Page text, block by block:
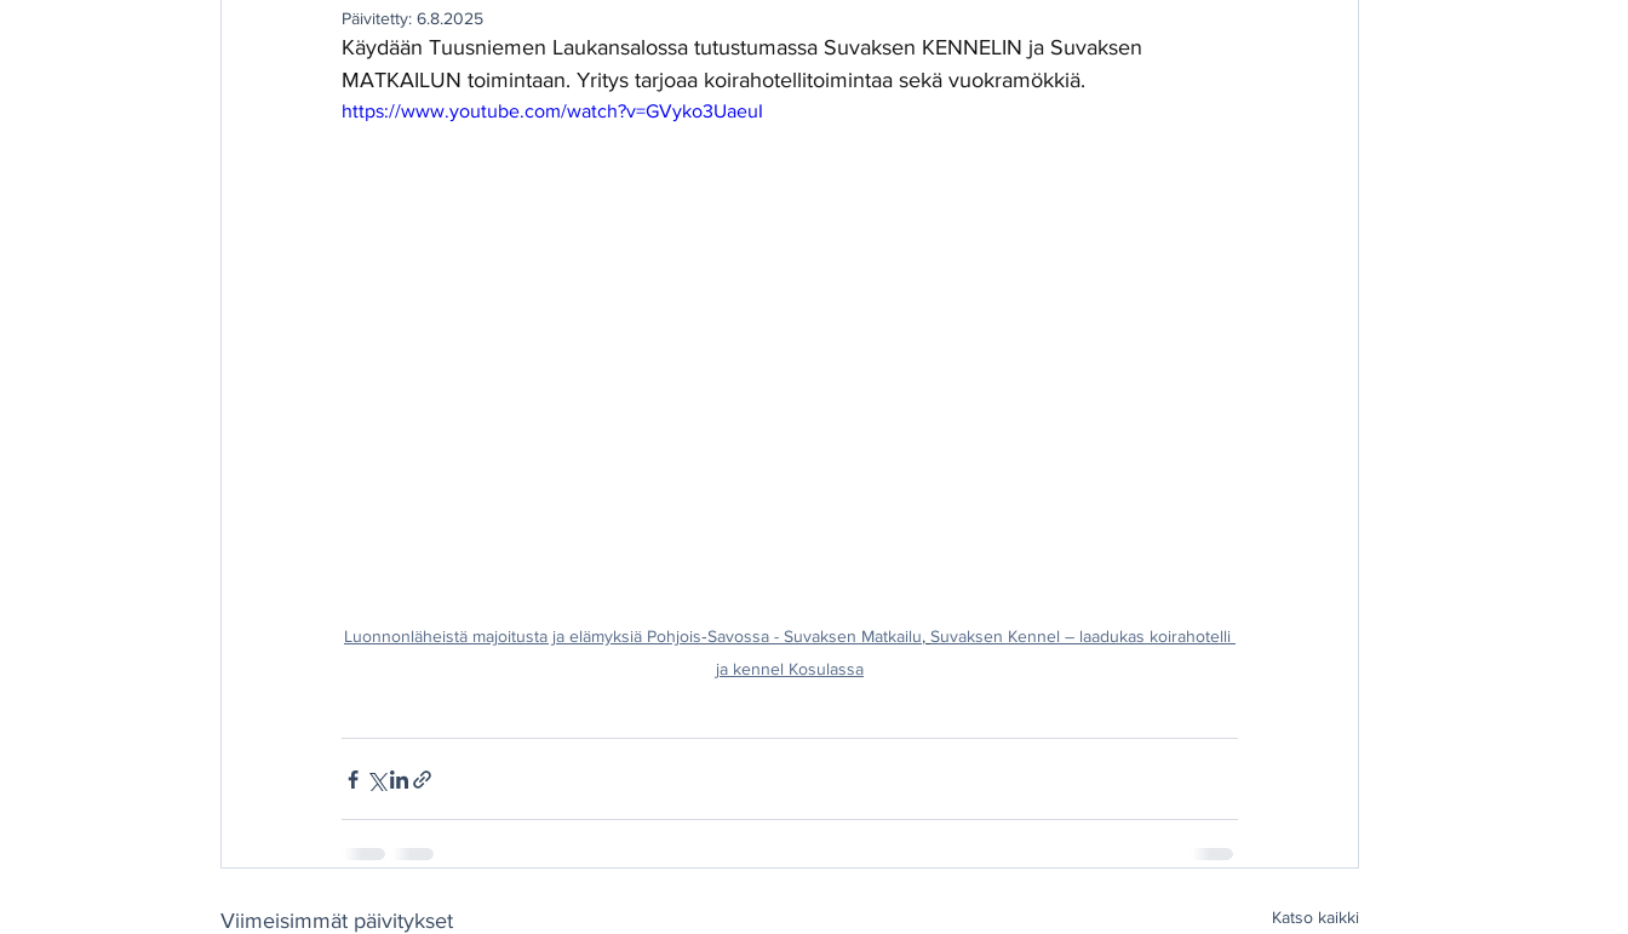
Päivitetty: 6.8.2025
Käydään Tuusniemen Laukansalossa tutustumassa Suvaksen KENNELIN ja Suvaksen
MATKAILUN toimintaan. Yritys tarjoaa koirahotellitoimintaa sekä vuokramökkiä.
https://www.youtube.com/watch?v=GVyko3UaeuI
Luonnonläheistä majoitusta ja elämyksiä Pohjois‑Savossa - Suvaksen Matkailu, Suvaksen Kennel – laadukas koirahotelli
ja kennel Kosulassa
Viimeisimmät päivitykset Katso kaikki